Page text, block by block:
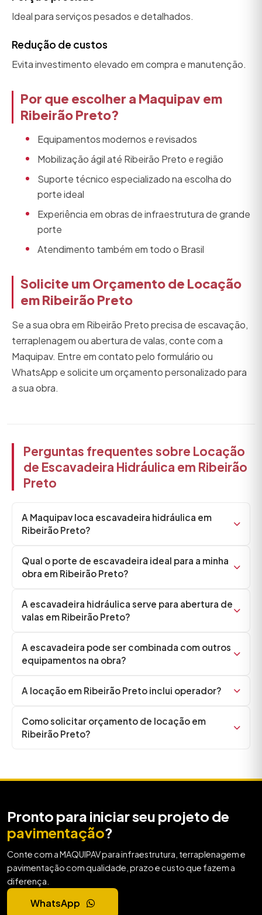
Ideal para serviços pesados e detalhados.
Redução de custos
Evita investimento elevado em compra e manutenção.
Por que escolher a Maquipav em
Ribeirão Preto?
Equipamentos modernos e revisados
Mobilização ágil até Ribeirão Preto e região
Suporte técnico especializado na escolha do
porte ideal
Experiência em obras de infraestrutura de grande
porte
Atendimento também em todo o Brasil
Solicite um Orçamento de Locação
em Ribeirão Preto
Se a sua obra em Ribeirão Preto precisa de escavação,
terraplenagem ou abertura de valas, conte com a
Maquipav. Entre em contato pelo formulário ou
WhatsApp e solicite um orçamento personalizado para
a sua obra.
Perguntas frequentes sobre Locação
de Escavadeira Hidráulica em Ribeirão
Preto
A Maquipav loca escavadeira hidráulica em
Ribeirão Preto?
Qual o porte de escavadeira ideal para a minha
obra em Ribeirão Preto?
A escavadeira hidráulica serve para abertura de
valas em Ribeirão Preto?
A escavadeira pode ser combinada com outros
equipamentos na obra?
A locação em Ribeirão Preto inclui operador?
Como solicitar orçamento de locação em
Ribeirão Preto?
Pronto para iniciar seu projeto de
pavimentação?
Conte com a MAQUIPAV para infraestrutura, terraplenagem e
pavimentação com qualidade, prazo e custo que fazem a
diferença.
WhatsApp